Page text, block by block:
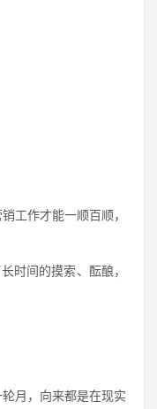
工作才能一顺百顺，
时间的摸索、酝酿，
月，向来都是在现实